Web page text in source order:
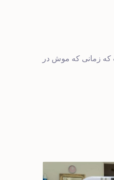
زمانی که موش در